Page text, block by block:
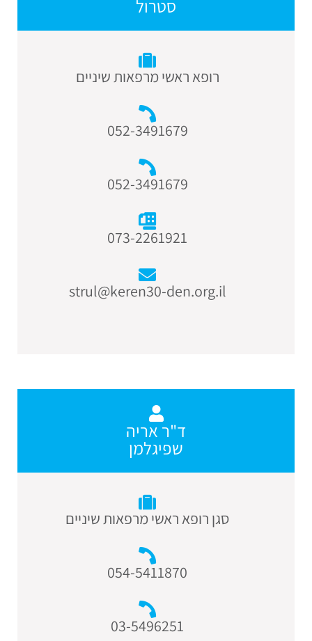
סטרול
רופא ראשי מרפאות שיניים
052-3491679
052-3491679
073-2261921
strul@keren30-den.org.il
ד"ר אריה
שפיגלמן
סגן רופא ראשי מרפאות שיניים
054-5411870
03-5496251